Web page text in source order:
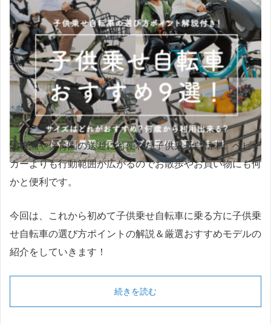
幼稚園や保育園の送迎にも便利な子供乗せ自転車。ベビー
カーよりも行動範囲が広がるのでお散歩やお買い物にも何
かと便利です。
今回は、これから初めて子供乗せ自転車に乗る方に子供乗
せ自転車の選び方ポイントの解説＆厳選おすすめモデルの
紹介をしていきます！
続きを読む